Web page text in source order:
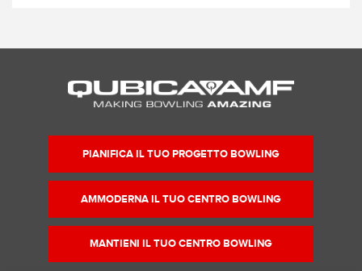
PIANIFICA IL TUO PROGETTO BOWLING
AMMODERNA IL TUO CENTRO BOWLING
MANTIENI IL TUO CENTRO BOWLING